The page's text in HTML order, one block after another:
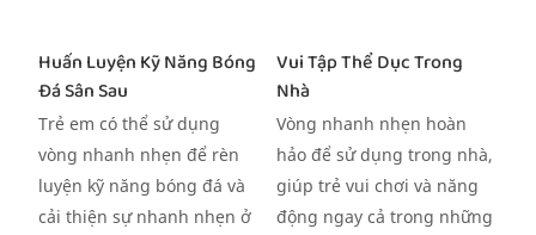
Huấn Luyện Kỹ Năng Bóng
Đá Sân Sau
Trẻ em có thể sử dụng
vòng nhanh nhẹn để rèn
luyện kỹ năng bóng đá và
cải thiện sự nhanh nhẹn ở
Vui Tập Thể Dục Trong
Nhà
Vòng nhanh nhẹn hoàn
hảo để sử dụng trong nhà,
giúp trẻ vui chơi và năng
động ngay cả trong những